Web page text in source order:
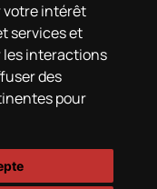
votre intérêt
services et
les interactions
des
pour
réservés